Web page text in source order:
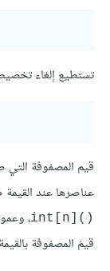
تستطيع إلغاء
قيم المصفوفة التي
عناصرها عند
int[n]()‎،
قيمَ المصفوفة